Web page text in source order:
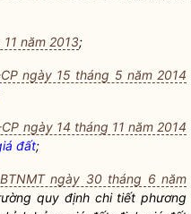
năm 2013;
ngày 15 tháng 5 năm 2014
ngày 14 tháng 11 năm 2014
đất;
ngày 30 tháng 6 năm
quy định chi tiết phương